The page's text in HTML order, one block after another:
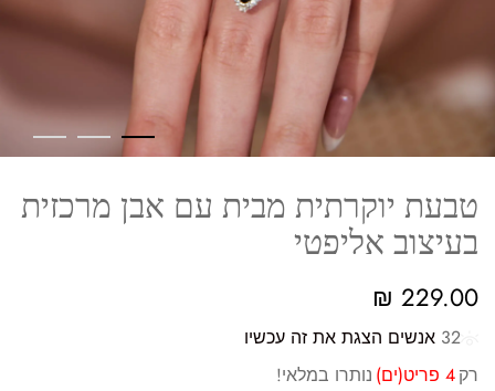
טבעת יוקרתית מבית עם אבן מרכזית
בעיצוב אליפטי
229.00
₪
32 אנשים הצגת את זה עכשיו
רק4 פריט(ים) נותרו במלאי!